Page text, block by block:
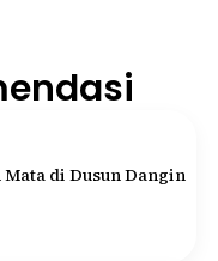
di Dusun Dangin